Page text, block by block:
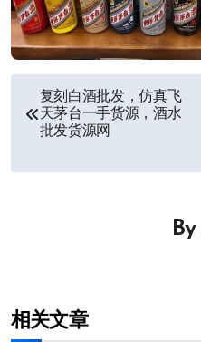
导
复刻白酒批发，仿真飞
天茅台一手货源，酒水
批发货源网
By
相关文章